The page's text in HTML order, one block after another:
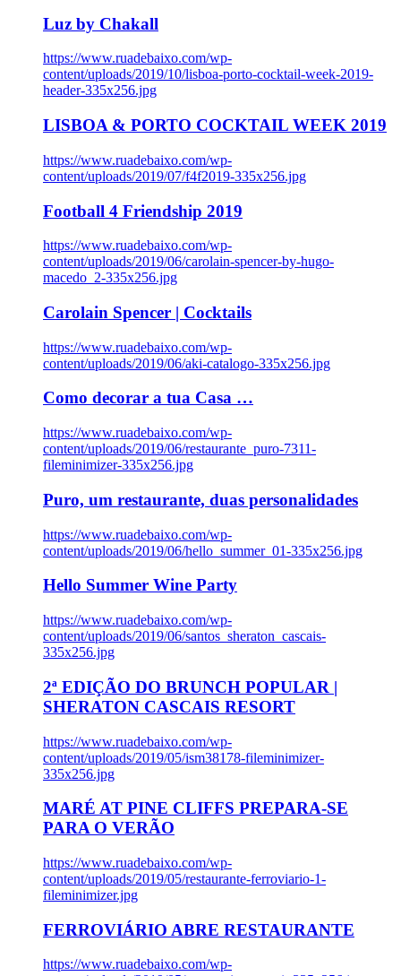
Luz by Chakall
https://www.ruadebaixo.com/wp-
content/uploads/2019/10/lisboa-porto-cocktail-week-2019-
header-335x256.jpg
LISBOA & PORTO COCKTAIL WEEK 2019
https://www.ruadebaixo.com/wp-
content/uploads/2019/07/f4f2019-335x256.jpg
Football 4 Friendship 2019
https://www.ruadebaixo.com/wp-
content/uploads/2019/06/carolain-spencer-by-hugo-
macedo_2-335x256.jpg
Carolain Spencer | Cocktails
https://www.ruadebaixo.com/wp-
content/uploads/2019/06/aki-catalogo-335x256.jpg
Como decorar a tua Casa …
https://www.ruadebaixo.com/wp-
content/uploads/2019/06/restaurante_puro-7311-
fileminimizer-335x256.jpg
Puro, um restaurante, duas personalidades
https://www.ruadebaixo.com/wp-
content/uploads/2019/06/hello_summer_01-335x256.jpg
Hello Summer Wine Party
https://www.ruadebaixo.com/wp-
content/uploads/2019/06/santos_sheraton_cascais-
335x256.jpg
2ª EDIÇÃO DO BRUNCH POPULAR |
SHERATON CASCAIS RESORT
https://www.ruadebaixo.com/wp-
content/uploads/2019/05/ism38178-fileminimizer-
335x256.jpg
MARÉ AT PINE CLIFFS PREPARA-SE
PARA O VERÃO
https://www.ruadebaixo.com/wp-
content/uploads/2019/05/restaurante-ferroviario-1-
fileminimizer.jpg
FERROVIÁRIO ABRE RESTAURANTE
https://www.ruadebaixo.com/wp-